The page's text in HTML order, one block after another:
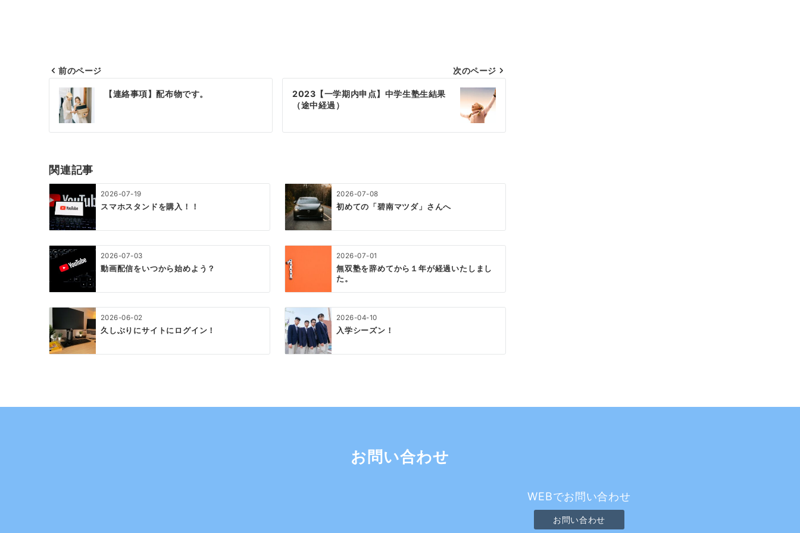
投
稿
ナ
ゲ
ー
シ
ョ
ン
前のページ
【連絡事項】配布物です。
次のページ
2023【一学期内申点】中学生塾生結果
（途中経過）
関連記事
2026-07-19
スマホスタンドを購入！！
2026-07-08
初めての「碧南マツダ」さんへ
2026-07-03
動画配信をいつから始めよう？
2026-07-01
無双塾を辞めてから１年が経過いたしまし
た。
2026-06-02
久しぶりにサイトにログイン！
2026-04-10
入学シーズン！
お問い合わせ
WEBでお問い合わせ
お問い合わせ